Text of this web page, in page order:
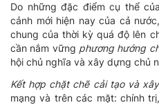
Do những đặc điểm cụ thể
cảnh mới hiện nay của cả
chung của thời kỳ quá độ lên
cần nắm vững phương hướng
hội chủ nghĩa và xây dựng chủ
Kết hợp chặt chẽ cải tạo và
mạng và trên các mặt: chính